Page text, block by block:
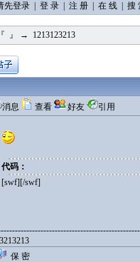
先登录 | 登 录 注 册 在 线 搜
『 』 → 1213123213
消息 查看 好友 引用
代码：
[swf][/swf]
保 密